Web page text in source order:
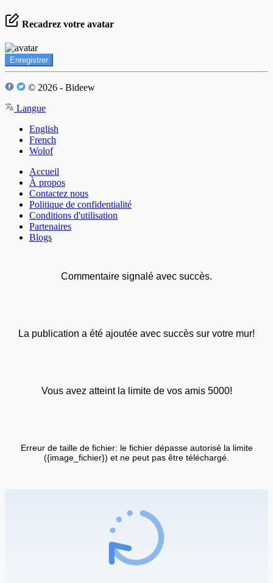
Recadrez votre avatar
Enregistrer
© 2026 - Bideew
Langue
English
French
Wolof
Accueil
À propos
Contactez nous
Politique de confidentialité
Conditions d'utilisation
Partenaires
Blogs
Commentaire signalé avec succès.
La publication a été ajoutée avec succès sur votre mur!
Vous avez atteint la limite de vos amis 5000!
Erreur de taille de fichier: le fichier dépasse autorisé la limite
({image_fichier}) et ne peut pas être téléchargé.